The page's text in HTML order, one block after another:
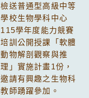
檢送普通型高級中等
學校生物學科中心
115學年度能力競賽
培訓公開授課「軟體
動物解剖觀察與推
理」實施計畫1份，
邀請有興趣之生物科
教師踴躍參加。